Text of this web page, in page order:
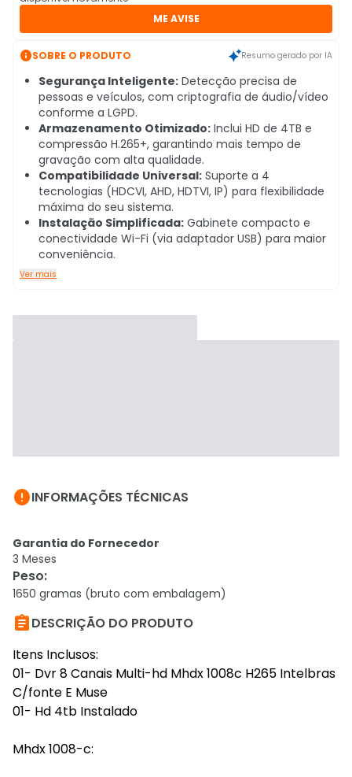
ME AVISE
SOBRE O PRODUTO Resumo gerado por IA
Segurança Inteligente: Detecção precisa de
pessoas e veículos, com criptografia de áudio/vídeo
conforme a LGPD.
Armazenamento Otimizado: Inclui HD de 4TB e
compressão H.265+, garantindo mais tempo de
gravação com alta qualidade.
Compatibilidade Universal: Suporte a 4
tecnologias (HDCVI, AHD, HDTVI, IP) para flexibilidade
máxima do seu sistema.
Instalação Simplificada: Gabinete compacto e
conectividade Wi-Fi (via adaptador USB) para maior
conveniência.
Ver mais
INFORMAÇÕES TÉCNICAS
Garantia do Fornecedor
3 Meses
Peso:
1650 gramas (bruto com embalagem)
DESCRIÇÃO DO PRODUTO
Itens Inclusos:
01- Dvr 8 Canais Multi-hd Mhdx 1008c H265 Intelbras
C/fonte E Muse
01- Hd 4tb Instalado
Mhdx 1008-c: